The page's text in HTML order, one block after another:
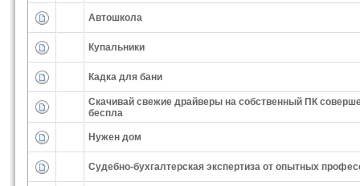
Автошкола
Купальники
Кадка для бани
Скачивай свежие драйверы на собственный ПК
беспла
Нужен дом
Судебно-бухгалтерская экспертиза от опытных